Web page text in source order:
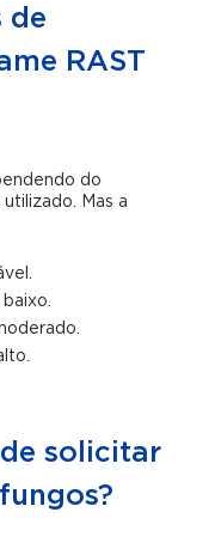
de
RAST
do
utilizado. Mas a
solicitar